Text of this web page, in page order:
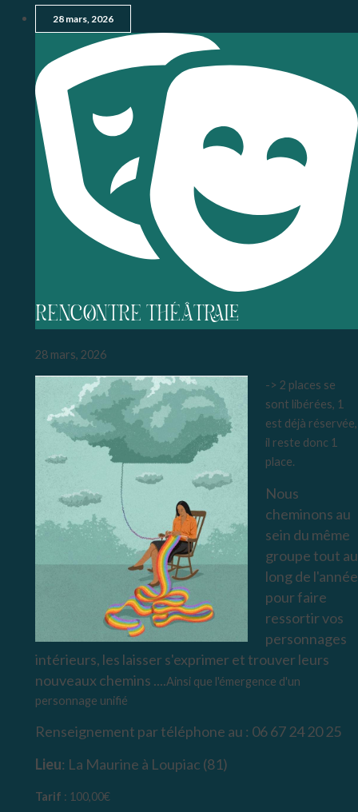
28 mars, 2026
RENCONTRE THÉÂTRALE
28 mars, 2026
-> 2 places se
sont libérées, 1
est déjà réservée,
il reste donc 1
place.
Nous
cheminons au
sein du même
groupe tout au
long de l'année
pour faire
ressortir vos
personnages
intérieurs, les laisser s'exprimer et trouver leurs
nouveaux chemins ....Ainsi que l'émergence d'un
personnage unifié
Renseignement par téléphone au : 06 67 24 20 25
Lieu: La Maurine à Loupiac (81)
Tarif : 100,00€